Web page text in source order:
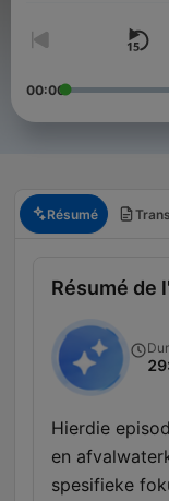
00:00
Résumé
Résumé de
Hierdie
en
spesifieke